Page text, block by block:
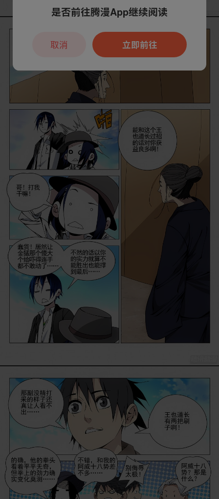
是否前往腾漫App继续阅读
立即前往
取消